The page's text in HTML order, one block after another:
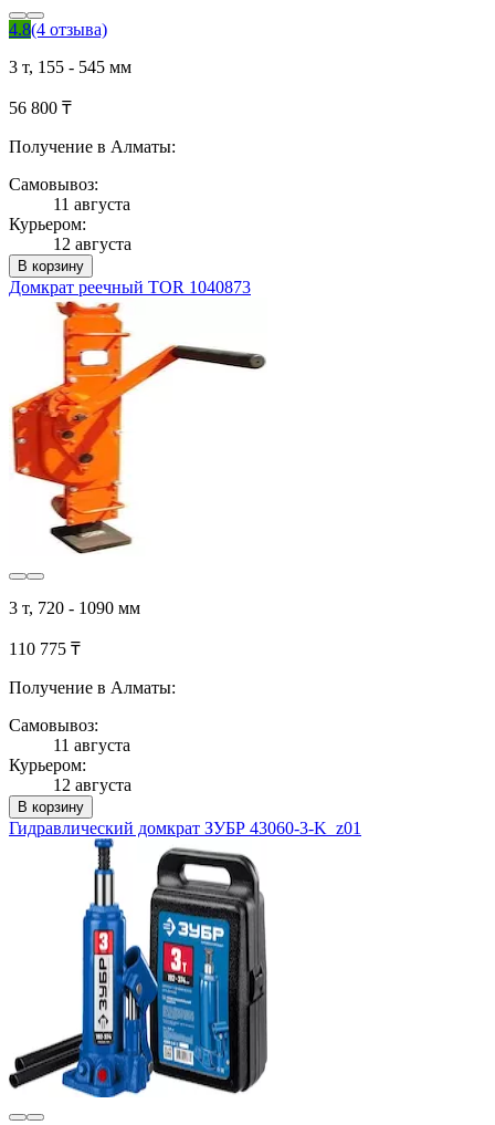
4.8(4 отзыва)
3 т, 155 - 545 мм
56 800 ₸
Получение в Алматы:
Самовывоз:
11 августа
Курьером:
12 августа
В корзину
Домкрат реечный TOR 1040873
3 т, 720 - 1090 мм
110 775 ₸
Получение в Алматы:
Самовывоз:
11 августа
Курьером:
12 августа
В корзину
Гидравлический домкрат ЗУБР 43060-3-K_z01